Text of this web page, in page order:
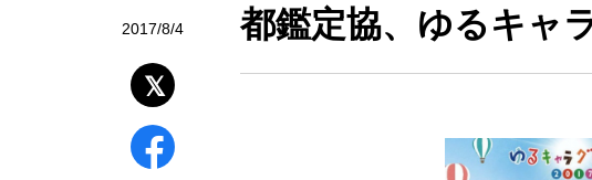
2017/8/4 都鑑定協、ゆるキャ